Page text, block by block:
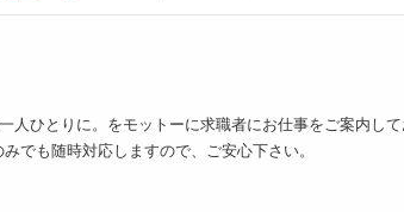
人ひとりに。をモットーに求職者にお仕事をご案内し
でも随時対応しますので、ご安心下さい。